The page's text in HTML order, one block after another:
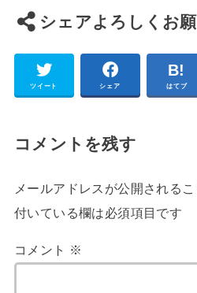
シェアよろしくお
ツイート シェア はてブ
コメントを残す
メールアドレスが公開されるこ
付いている欄は必須項目です
コメント ※